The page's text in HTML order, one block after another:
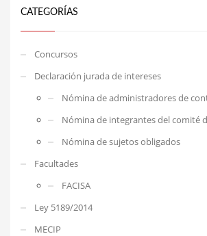
CATEGORÍAS
Concursos
Declaración jurada de intereses
Nómina de administradores de
Nómina de integrantes del comité
Nómina de sujetos obligados
Facultades
FACISA
Ley 5189/2014
MECIP